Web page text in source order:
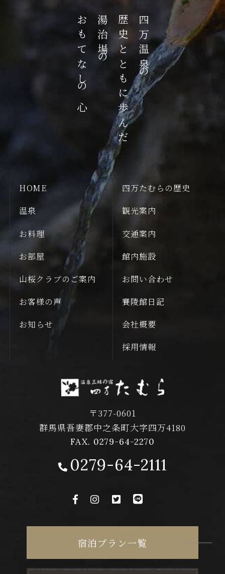
四万温泉の
歴史とともに歩んだ
湯治場の
おもてなしの心
HOME
温泉
お料理
お部屋
四万たむらの歴史
観光案内
交通案内
館内施設
山桜クラブのご案内
お客様の声
お知らせ
お問い合わせ
賽陵館日記
会社概要
採用情報
〒377-0601
群馬県吾妻郡中之条町大字四万4180
FAX. 0279-64-2270
0279-64-2111
宿泊プラン一覧